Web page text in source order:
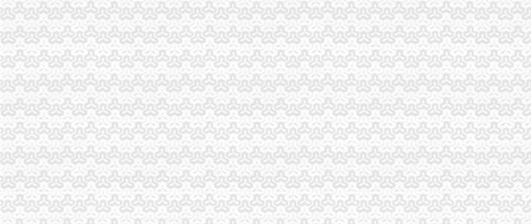
坝上草原(完美)坝上旅游开会—在线播放—优酷网,高清在线观看
重庆公路运输（集团）有限公司
开菜园坝老火锅加盟店需要多少钱？-加盟费查询网
“批发商”栽水菜园坝(图)-搜狐新闻
朝天门开分公司
重庆朝天门清洁公司步步高清洁公司分公司-重庆58同城
江阴麦纳服饰有限公司重庆分公司
重庆市朝天盟餐饮管理有限公司-朝天门火锅加盟-中国连锁网
重庆招聘业务主管_重庆开实商贸有限公司招聘-汇博网